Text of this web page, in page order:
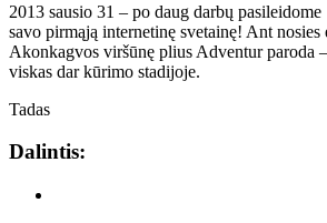
2013 sausio 31 – po daug darbų pasileidome
savo pirmąją internetinę svetainę! Ant nosies
Akonkagvos viršūnę plius Adventur paroda
viskas dar kūrimo stadijoje.
Tadas
Dalintis: